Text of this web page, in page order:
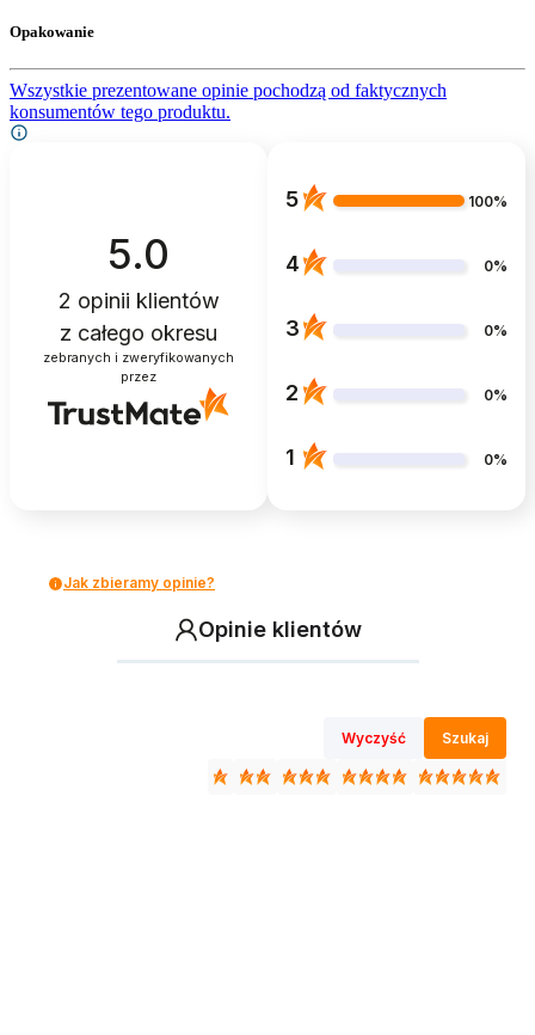
Opakowanie
Wszystkie prezentowane opinie pochodzą od faktycznych
konsumentów tego produktu.
5.0
2 opinii klientów
z całego okresu
zebranych i zweryfikowanych
przez
5 100%
4 0%
3 0%
2 0%
1 0%
Jak zbieramy opinie?
Opinie klientów
Wyczyść Szukaj